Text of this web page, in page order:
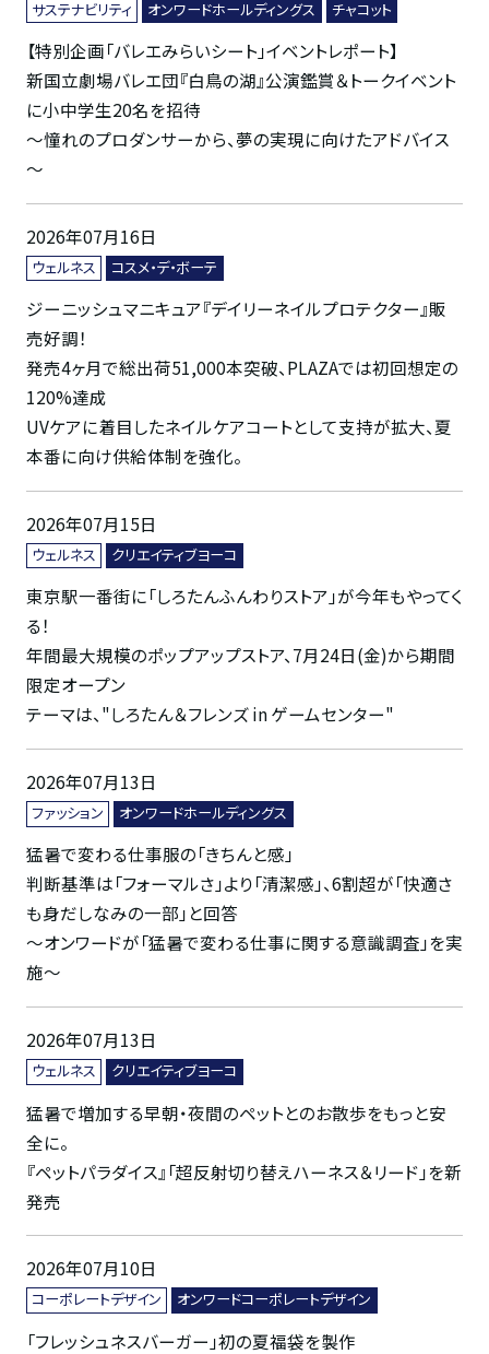
サステナビリティ オンワードホールディングス チャコット
【特別企画「バレエみらいシート」イベントレポート】
新国立劇場バレエ団『白鳥の湖』公演鑑賞＆トークイベント
に小中学生20名を招待
～憧れのプロダンサーから、夢の実現に向けたアドバイス
～
2026年07月16日
ウェルネス コスメ・デ・ボーテ
ジーニッシュマニキュア『デイリーネイルプロテクター』販
売好調！
発売4ヶ月で総出荷51,000本突破、PLAZAでは初回想定の
120%達成
UVケアに着目したネイルケアコートとして支持が拡大、夏
本番に向け供給体制を強化。
2026年07月15日
ウェルネス クリエイティブヨーコ
東京駅一番街に「しろたんふんわりストア」が今年もやってく
る！
年間最大規模のポップアップストア、7月24日(金)から期間
限定オープン
テーマは、"しろたん＆フレンズ in ゲームセンター"
2026年07月13日
ファッション オンワードホールディングス
猛暑で変わる仕事服の「きちんと感」
判断基準は「フォーマルさ」より「清潔感」、6割超が「快適さ
も身だしなみの一部」と回答
～オンワードが「猛暑で変わる仕事に関する意識調査」を実
施～
2026年07月13日
ウェルネス クリエイティブヨーコ
猛暑で増加する早朝・夜間のペットとのお散歩をもっと安
全に。
『ペットパラダイス』「超反射切り替えハーネス＆リード」を新
発売
2026年07月10日
コーポレートデザイン オンワードコーポレートデザイン
「フレッシュネスバーガー」初の夏福袋を製作